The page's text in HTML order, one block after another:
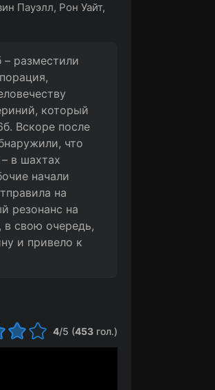
Пауэлл, Рон Уайт,
разместили
который
Вскоре после
что
в шахтах
начали
на
резонанс на
в свою очередь,
и привело к
4/5 (453 гол.)